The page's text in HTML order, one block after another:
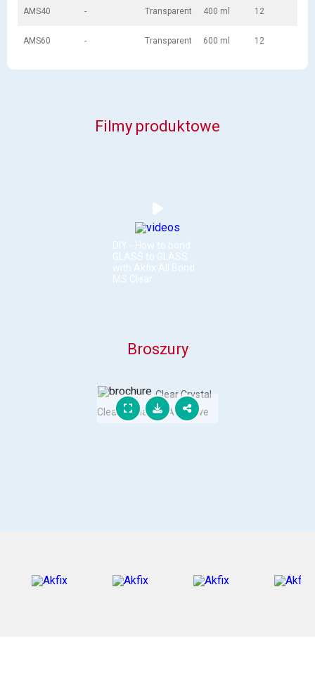
AMS40 - Transparent 400 ml 12
AMS60 - Transparent 600 ml 12
Filmy produktowe
DIY - How to bond
GLASS to GLASS
with Akfix All Bond
MS Clear
Broszury
Clear Crystal
Clear Sealant & Adhesive